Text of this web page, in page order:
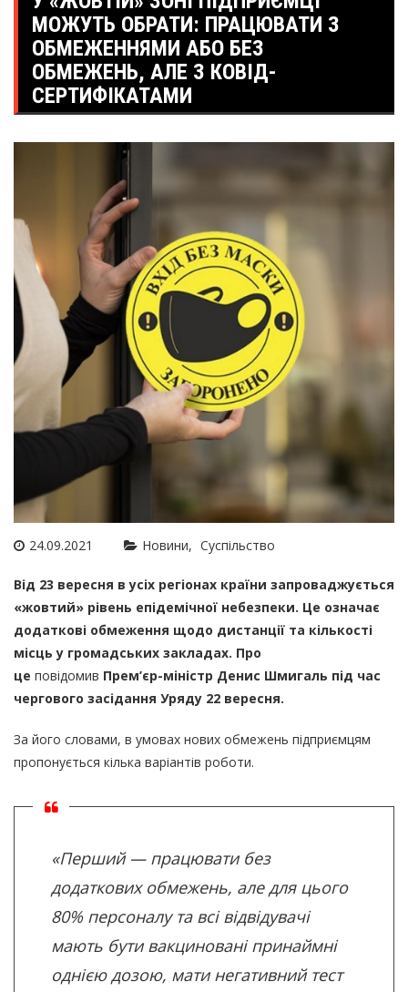
МОЖУТЬ ОБРАТИ: ПРАЦЮВАТИ З
ОБМЕЖЕННЯМИ АБО БЕЗ
ОБМЕЖЕНЬ, АЛЕ З КОВІД-
СЕРТИФІКАТАМИ
24.09.2021 Новини Суспільство
Від 23 вересня в усіх регіонах країни запроваджується
«жовтий» рівень епідемічної небезпеки. Це означає
додаткові обмеження щодо дистанції та кількості
місць у громадських закладах. Про
це повідомив Прем’єр-міністр Денис Шмигаль під час
чергового засідання Уряду 22 вересня.
За його словами, в умовах нових обмежень підприємцям
пропонується кілька варіантів роботи.
«Перший — працювати без
додаткових обмежень, але для цього
80% персоналу та всі відвідувачі
мають бути вакциновані принаймні
однією дозою, мати негативний тест